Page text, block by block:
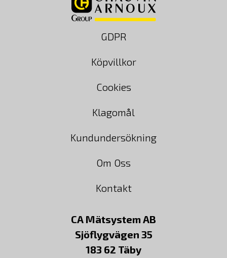
GDPR
Köpvillkor
Cookies
Klagomål
Kundundersökning
Om Oss
Kontakt
CA Mätsystem AB
Sjöflygvägen 35
183 62 Täby